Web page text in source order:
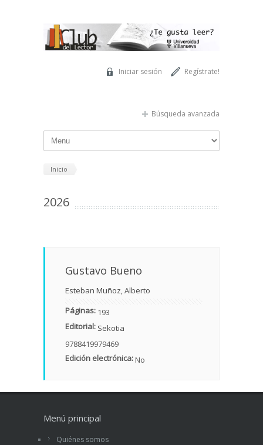
Regístrate!
Iniciar sesión
Búsqueda avanzada
Inicio
2026
Gustavo Bueno
Esteban Muñoz, Alberto
Páginas: 193
Editorial: Sekotia
9788419979469
Edición electrónica:No
Menú principal
Quiénes somos